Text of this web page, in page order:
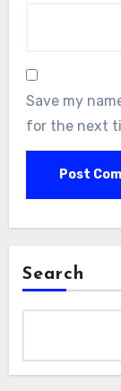
Save my
for the next
Search